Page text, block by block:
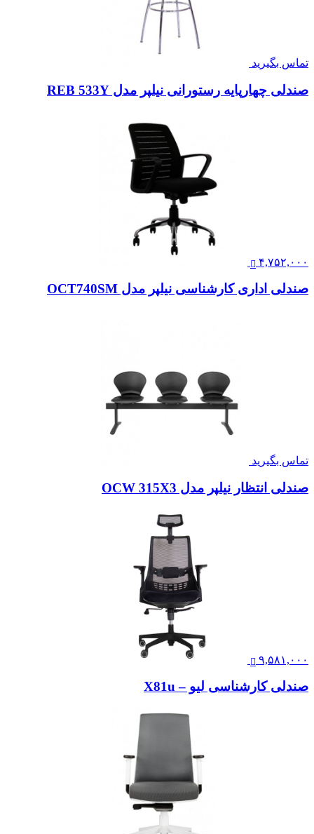
تماس بگیرید
صندلی چهارپایه رستورانی نیلپر مدل REB 533Y
۴,۷۵۲,۰۰۰
صندلی اداری کارشناسی نیلپر مدل OCT740SM
تماس بگیرید
صندلی انتظار نیلپر مدل OCW 315X3
۹,۵۸۱,۰۰۰
صندلی کارشناسی لیو – X81u